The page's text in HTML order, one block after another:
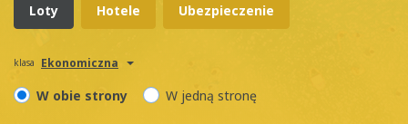
Loty Hotele Ubezpieczenie
klasa Ekonomiczna
W obie strony W jedną stronę